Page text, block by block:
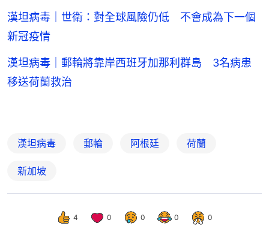
漢坦病毒｜世衛：對全球風險仍低 不會成為下一個
新冠疫情
漢坦病毒｜郵輪將靠岸西班牙加那利群島 3名病患
移送荷蘭救治
漢坦病毒 郵輪 阿根廷 荷蘭
新加坡
4 0 0 0 0